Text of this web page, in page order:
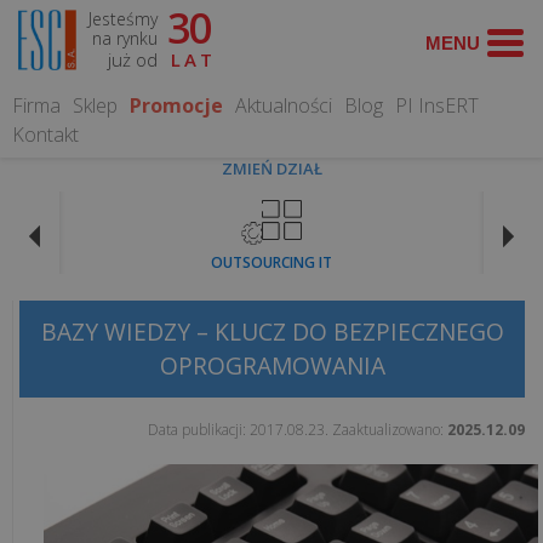
Jesteśmy
na rynku
już od
30
LAT
Firma Sklep Promocje Aktualności Blog PI InsERT
Kontakt
ZMIEŃ DZIAŁ
OUTSOURCING IT
TEMATY
FISKALNE
Koniec
NIP
kasie
fiskalnej.
BAZY WIEDZY – KLUCZ DO BEZPIECZNEGO
OPROGRAMOWANIA
Data publikacji: 2017.08.23. Zaaktualizowano: 2025.12.09